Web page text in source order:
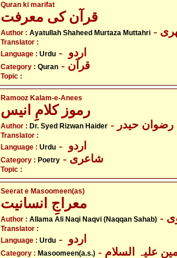
Quran ki marifat
قرآن کی معرفت
Author : Ayatullah Shaheed Murtaza Muttahri
Translator :
Language : Urdu
Category : Quran - قرآن
Topic :
Ramooz Kalam-e-Anees
رموز کلامِ انیس
Author : Dr. Syed Rizwan Haider رضوان حیدر
Translator :
Language : Urdu
Category : Poetry - شاعری
Topic :
Seerat e Masoomeen(as)
معراجِ انسانیت
Author : Allama Ali Naqi Naqvi (Naqqan Sahab)
Translator :
Language : Urdu
Category : Masoomeen(a.s.)